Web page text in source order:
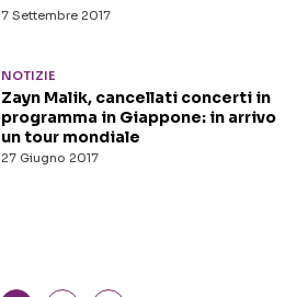
7 Settembre 2017
NOTIZIE
27 Giugno 2017
Zayn Malik, cancellati concerti in
programma in Giappone: in arrivo
un tour mondiale